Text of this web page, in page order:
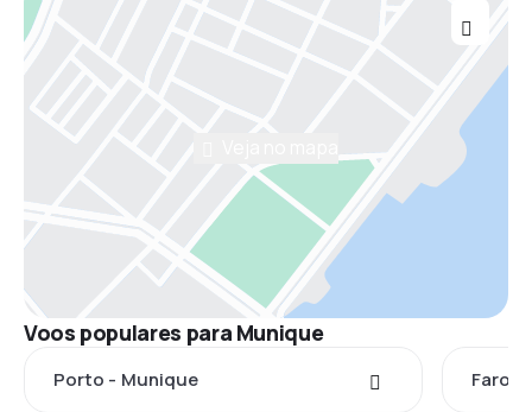
Voos populares para Munique
Porto - Munique Faro -